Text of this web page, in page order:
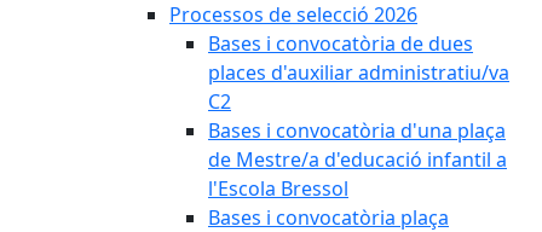
Processos de selecció 2026
Bases i convocatòria de dues
places d'auxiliar administratiu/va
C2
Bases i convocatòria d'una plaça
de Mestre/a d'educació infantil a
l'Escola Bressol
Bases i convocatòria plaça